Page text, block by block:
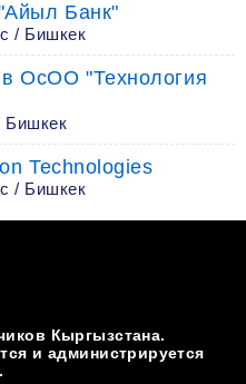
Банк"
/ Бишкек
OcOO "Технология
Бишкек
Technologies
/ Бишкек
Кыргызстана.
и администрируется